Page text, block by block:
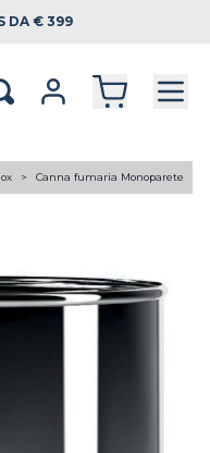
DA € 399
Canna fumaria Monoparete